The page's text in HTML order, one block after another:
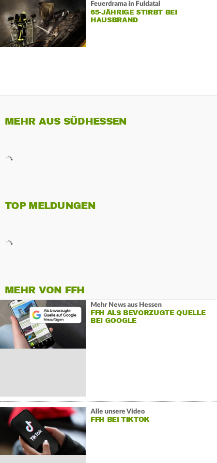
Feuerdrama in Fuldatal
65-JÄHRIGE STIRBT BEI
HAUSBRAND
MEHR AUS SÜDHESSEN
TOP MELDUNGEN
MEHR VON FFH
Mehr News aus Hessen
FFH ALS BEVORZUGTE QUELLE
BEI GOOGLE
Alle unsere Video
FFH BEI TIKTOK